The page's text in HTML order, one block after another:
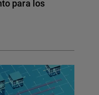
para los